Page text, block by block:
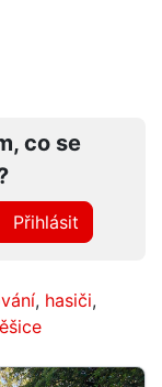
co se
Přihlásit
, hasiči,